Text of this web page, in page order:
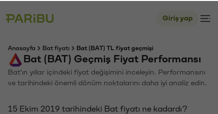
Giriş yap
Anasayfa Bat fiyatı Bat (BAT) TL fiyat geçmişi
Bat (BAT) Geçmiş Fiyat Performansı
Bat'ın yıllar içindeki fiyat değişimini inceleyin. Performansını
ve tarihindeki önemli dönüm noktalarını daha iyi analiz edin.
15 Ekim 2019 tarihindeki Bat fiyatı ne kadardı?